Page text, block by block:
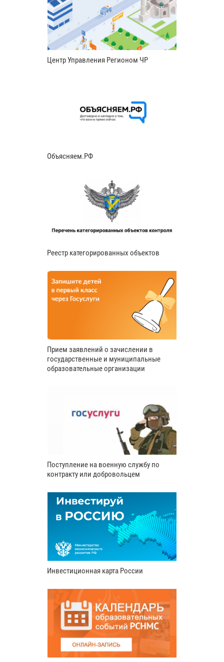
Центр Управления Регионом ЧР
Объясняем.РФ
Реестр категорированных объектов
Прием заявлений о зачислении в
государственные и муниципальные
образовательные организации
Поступление на военную службу по
контракту или добровольцем
Инвестиционная карта России